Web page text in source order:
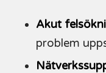
Akut
problem